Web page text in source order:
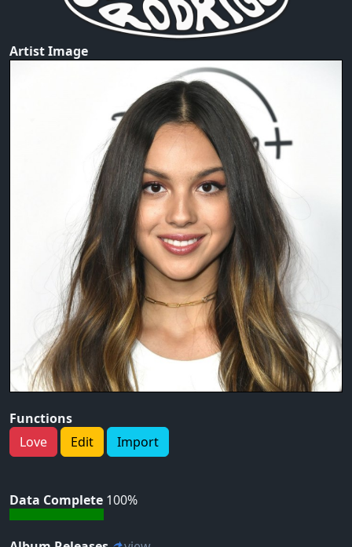
Artist Image
Functions
Love
Edit Import
Data Complete 100%